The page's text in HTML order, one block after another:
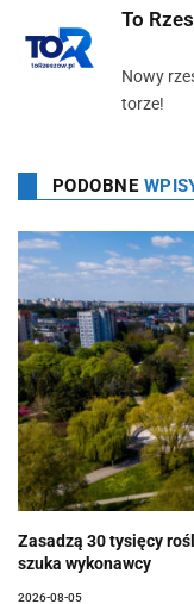
To
Nowy
torze!
PODOBNE
Zasadzą 30 tysięcy
szuka wykonawcy
2026-08-05